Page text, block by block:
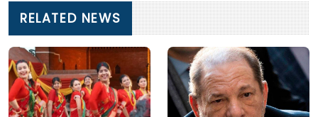
RELATED NEWS